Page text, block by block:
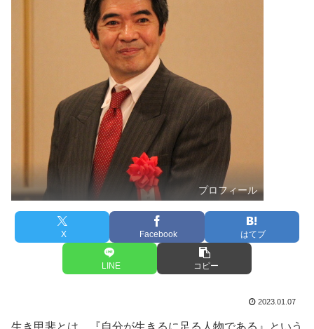
プロフィール
X Facebook はてブ
LINE コピー
2023.01.07
生き甲斐とは、『自分が生きるに足る人物である』という